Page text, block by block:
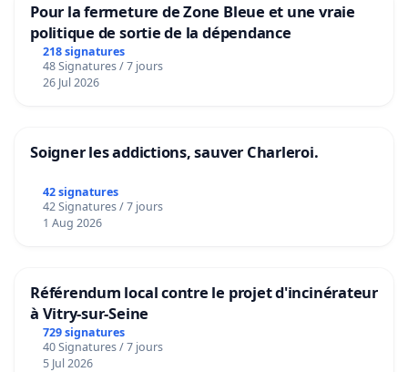
Pour la fermeture de Zone Bleue et une vraie
politique de sortie de la dépendance
218 signatures
48 Signatures / 7 jours
26 Jul 2026
Soigner les addictions, sauver Charleroi.
42 signatures
42 Signatures / 7 jours
1 Aug 2026
Référendum local contre le projet d'incinérateur
à Vitry-sur-Seine
729 signatures
40 Signatures / 7 jours
5 Jul 2026